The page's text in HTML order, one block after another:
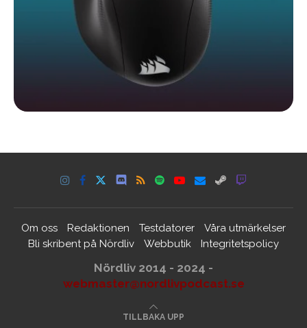
Om oss Redaktionen Testdatorer
Våra utmärkelser
Bli skribent på Nördliv
Webbutik Integritetspolicy
Nördliv 2014 - 2024 -
webmaster@nordlivpodcast.se
TILLBAKA UPP